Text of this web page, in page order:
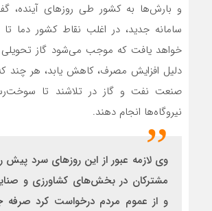
و بارش‌ها به کشور طی روزهای آینده،
خواهد یافت که موجب می‌شود گاز تحویلی
دلیل افزایش مصرف، کاهش یابد، هر چند
صنعت نفت و گاز در تلاشند تا
نیروگاه‌ها انجام دهند.
وی لازمه عبور از این روزهای سرد پیش
مشترکان در بخش‌های کشاورزی و
و از عموم مردم درخواست کرد صرفه